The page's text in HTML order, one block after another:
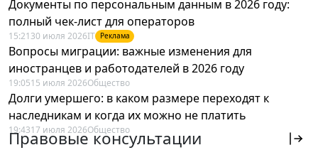
Документы по персональным данным в 2026 году:
полный чек-лист для операторов
15:21 30 июля 2026IT Реклама
Вопросы миграции: важные изменения для
иностранцев и работодателей в 2026 году
19:0515 июля 2026Общество
Долги умершего: в каком размере переходят к
наследникам и когда их можно не платить
19:4317 июля 2026Общество
Правовые консультации